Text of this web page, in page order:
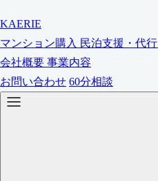
KAERIE
マンション購入 民泊支援・代行
会社概要 事業内容
お問い合わせ 60分相談